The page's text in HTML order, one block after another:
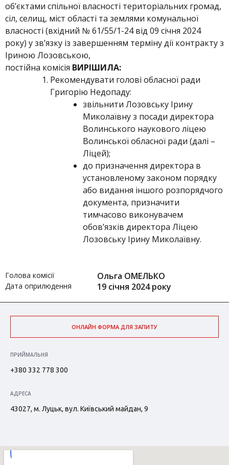
об’єктами спільної власності територіальних громад,
сіл, селищ, міст області та землями комунальної
власності (вхідний № 61/55/1-24 від 09 січня 2024
року) у зв’язку із завершенням терміну дії контракту з
Іриною Лозовською,
постійна комісія ВИРІШИЛА:
Рекомендувати голові обласної ради
Григорію Недопаду:
звільнити Лозовську Ірину
Миколаївну з посади директора
Волинського наукового ліцею
Волинської обласної ради (далі –
Ліцей);
до призначення директора в
установленому законом порядку
або видання іншого розпорядчого
документа, призначити
тимчасово виконувачем
обов’язків директора Ліцею
Лозовську Ірину Миколаївну.
Голова комісії Ольга ОМЕЛЬКО
Дата оприлюдення 19 січня 2024 року
ОНЛАЙН ФОРМА ДЛЯ ЗАПИТУ
ПРИЙМАЛЬНЯ
+380 332 778 300
АДРЕСА
43027, м. Луцьк, вул. Київський майдан, 9